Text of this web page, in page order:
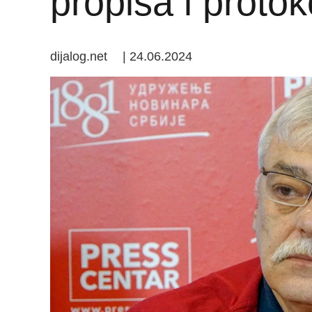
dijalog.net 24.06.2024